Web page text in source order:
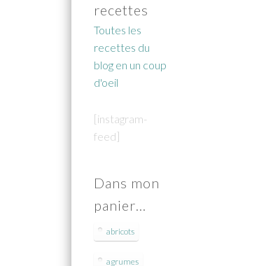
recettes
Toutes les
recettes du
blog en un coup
d'oeil
[instagram-
feed]
Dans mon
panier…
abricots
agrumes